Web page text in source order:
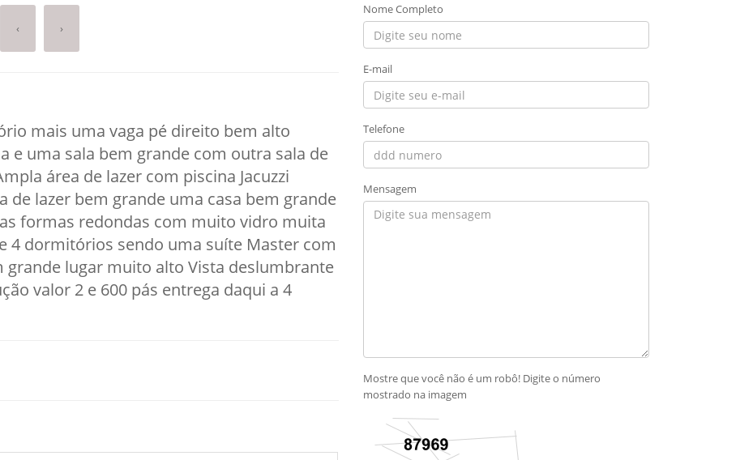
‹ ›
mais uma vaga pé direito bem alto
e uma sala bem grande com outra sala de
área de lazer com piscina Jacuzzi
de lazer bem grande uma casa bem grande
formas redondas com muito vidro muita
4 dormitórios sendo uma suíte Master com
lugar muito alto Vista deslumbrante
valor 2 e 600 pás entrega daqui a 4
Nome Completo
E-mail
Telefone
Mensagem
Mostre que você não é um robô! Digite o número
mostrado na imagem